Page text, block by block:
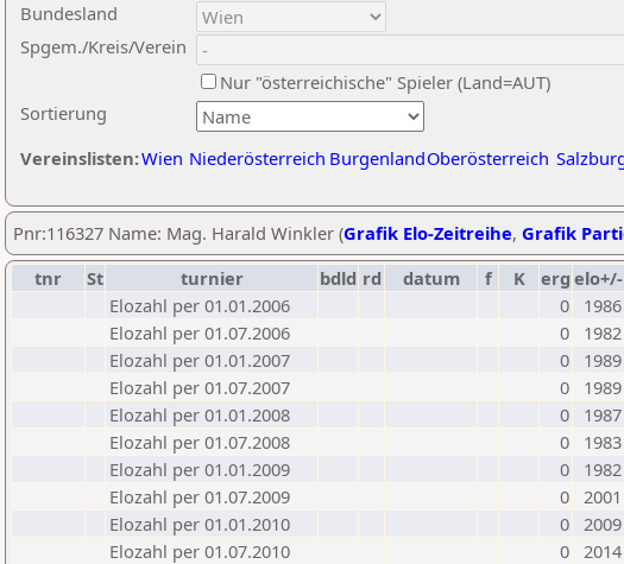
Sortierung
Bundesland
Spgem./Kreis/Verein
Nur "österreichische" Spieler (Land=AUT)
Vereinslisten:Wien Niederösterreich BurgenlandOberösterreich
Pnr:116327 Name: Mag. Harald Winkler (Grafik Elo-Zeitreihe, Grafik
tnr
St turnier bdld rd datum f K erg elo+/-
Elozahl per 01.01.2006
0
1986
Elozahl per 01.07.2006
0
1982
Elozahl per 01.01.2007
0
1989
Elozahl per 01.07.2007
0
1989
Elozahl per 01.01.2008
0
1987
Elozahl per 01.07.2008
0
1983
Elozahl per 01.01.2009
0
1982
Elozahl per 01.07.2009
0 2001
Elozahl per 01.01.2010
0 2009
Elozahl per 01.07.2010
0 2014